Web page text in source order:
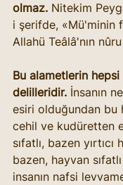
olmaz. Nitekim
i şerifde, «Mü'minin
Allahü Teâlâ'nın
Bu alametlerin hepsi
delilleridir. İnsanın
esiri olduğundan bu
cehil ve kudüretten
sıfatlı, bazen
bazen, hayvan
insanın nafsi